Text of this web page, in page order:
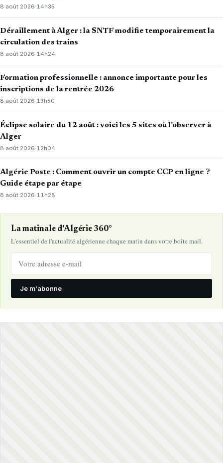
8 août 2026·14h35
Déraillement à Alger : la SNTF modifie temporairement la
circulation des trains
8 août 2026· 14h24
Formation professionnelle : annonce importante pour les
inscriptions de la rentrée 2026
8 août 2026·13h50
Éclipse solaire du 12 août : voici les 5 sites où l’observer à
Alger
8 août 2026· 12h04
Algérie Poste : Comment ouvrir un compte CCP en ligne ?
Guide étape par étape
8 août 2026·11h28
La matinale d'Algérie 360°
L'essentiel de l'actualité algérienne chaque matin dans votre boîte mail.
Je m'abonne